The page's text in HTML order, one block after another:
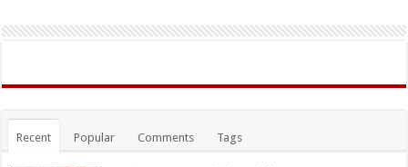
Recent Popular Comments Tags